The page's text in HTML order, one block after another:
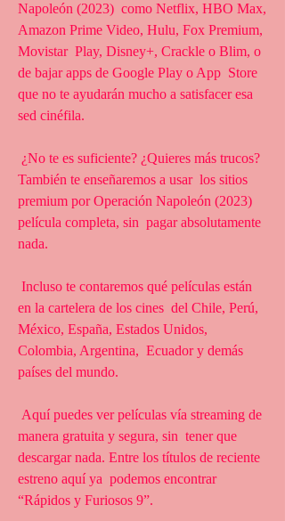
Napoleón (2023)  como Netflix, HBO Max,
Amazon Prime Video, Hulu, Fox Premium,
Movistar  Play, Disney+, Crackle o Blim, o
de bajar apps de Google Play o App  Store
que no te ayudarán mucho a satisfacer esa
sed cinéfila.
También te enseñaremos a usar  los sitios
premium por Operación Napoleón (2023)
película completa, sin  pagar absolutamente
nada.
en la cartelera de los cines  del Chile, Perú,
México, España, Estados Unidos,
Colombia, Argentina,  Ecuador y demás
países del mundo.
manera gratuita y segura, sin  tener que
descargar nada. Entre los títulos de reciente
estreno aquí ya  podemos encontrar
“Rápidos y Furiosos 9”.